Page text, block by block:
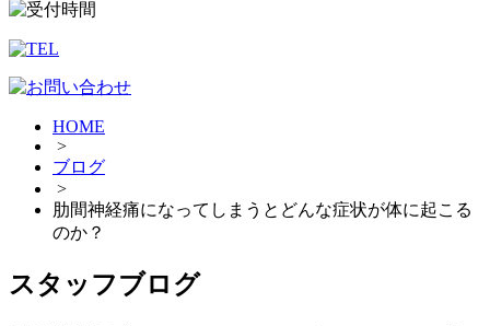
HOME
>
ブログ
>
肋間神経痛になってしまうとどんな症状が体に起こる
のか？
スタッフブログ